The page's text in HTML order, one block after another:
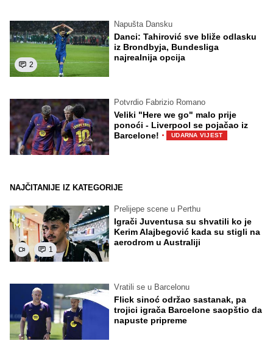
2
Napušta Dansku
Danci: Tahirović sve bliže odlasku
iz Brondbyja, Bundesliga
najrealnija opcija
Potvrdio Fabrizio Romano
Veliki "Here we go" malo prije
ponoći - Liverpool se pojačao iz
Barcelone! · UDARNA VIJEST
NAJČITANIJE IZ KATEGORIJE
1
Prelijepe scene u Perthu
Igrači Juventusa su shvatili ko je
Kerim Alajbegović kada su stigli na
aerodrom u Australiji
Vratili se u Barcelonu
Flick sinoć održao sastanak, pa
trojici igrača Barcelone saopštio da
napuste pripreme